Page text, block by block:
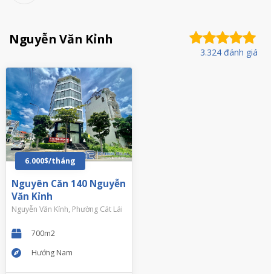
Nguyễn Văn Kỉnh
3.324 đánh giá
6.000$/tháng
Nguyên Căn 140 Nguyễn
Văn Kỉnh
Nguyễn Văn Kỉnh, Phường Cát Lái
700m2
Hướng Nam